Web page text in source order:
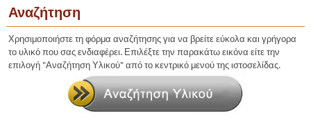
Αναζήτηση
Χρησιμοποιήστε τη φόρμα αναζήτησης για να βρείτε εύκολα και γρήγορα
το υλικό που σας ενδιαφέρει. Επιλέξτε την παρακάτω εικόνα είτε την
επιλογή "Αναζήτηση Υλικού" από το κεντρικό μενού της ιστοσελίδας.